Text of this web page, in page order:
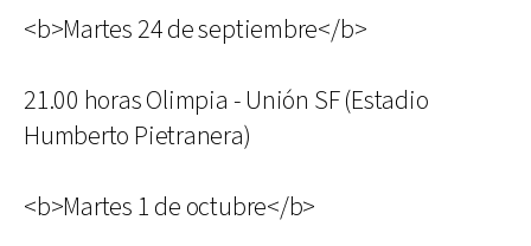
<b>Martes 24 de septiembre</b>
21.00 horas Olimpia - Unión SF (Estadio
Humberto Pietranera)
<b>Martes 1 de octubre</b>